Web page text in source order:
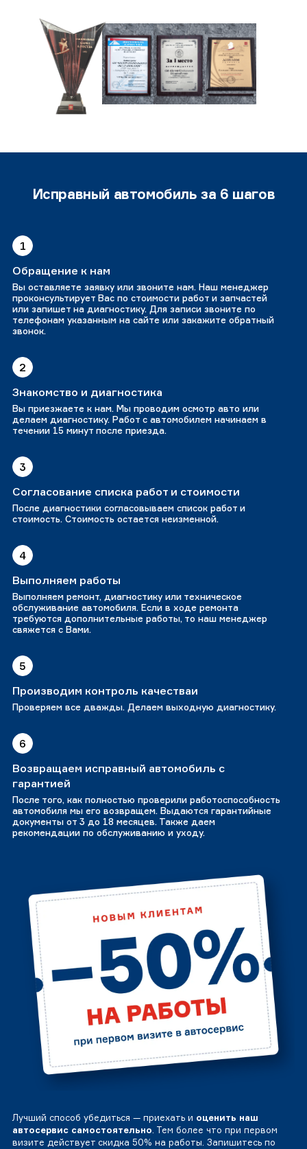
Исправный автомобиль за 6 шагов
1
Обращение к нам
Вы оставляете заявку или звоните нам. Наш менеджер
проконсультирует Вас по стоимости работ и запчастей
или запишет на диагностику. Для записи звоните по
телефонам указанным на сайте или закажите обратный
звонок.
2
Знакомство и диагностика
Вы приезжаете к нам. Мы проводим осмотр авто или
делаем диагностику. Работ с автомобилем начинаем в
течении 15 минут после приезда.
3
Согласование списка работ и стоимости
После диагностики согласовываем список работ и
стоимость. Стоимость остается неизменной.
4
Выполняем работы
Выполняем ремонт, диагностику или техническое
обслуживание автомобиля. Если в ходе ремонта
требуются дополнительные работы, то наш менеджер
свяжется с Вами.
5
Производим контроль качестваи
Проверяем все дважды. Делаем выходную диагностику.
6
Возвращаем исправный автомобиль с
гарантией
После того, как полностью проверили работоспособность
автомобиля мы его возвращем. Выдаются гарантийные
документы от 3 до 18 месяцев. Также даем
рекомендации по обслуживанию и уходу.
Лучший способ убедиться — приехать и оценить наш
автосервис самостоятельно . Тем более что при первом
визите действует скидка 50% на работы. Запишитесь по